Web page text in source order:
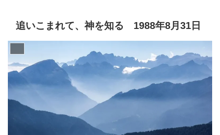
追いこまれて、神を知る 1988年8月31日